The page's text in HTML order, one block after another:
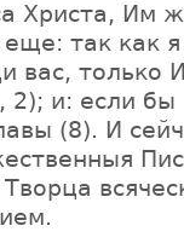
Христа, Им
так как я
вас, только
2); и: если
(8). И